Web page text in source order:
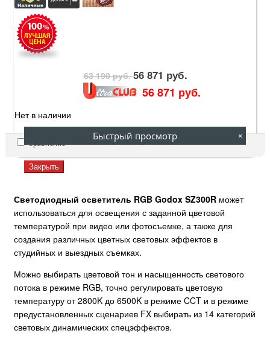
63 190 руб.56 871 руб.
56 871 руб.
Нет в наличии
Сравнение
Светодиодный осветитель RGB Godox SZ300R может
использоваться для освещения с заданной цветовой
температурой при видео или фотосъемке, а также для
создания различных цветных световых эффектов в
студийных и выездных съемках.
Можно выбирать цветовой тон и насыщенность светового
потока в режиме RGB, точно регулировать цветовую
температуру от 2800K до 6500K в режиме CCT и в режиме
предустановленных сценариев FX выбирать из 14 категорий
световых динамических спецэффектов.
Быстрый просмотр ×
Закрыть